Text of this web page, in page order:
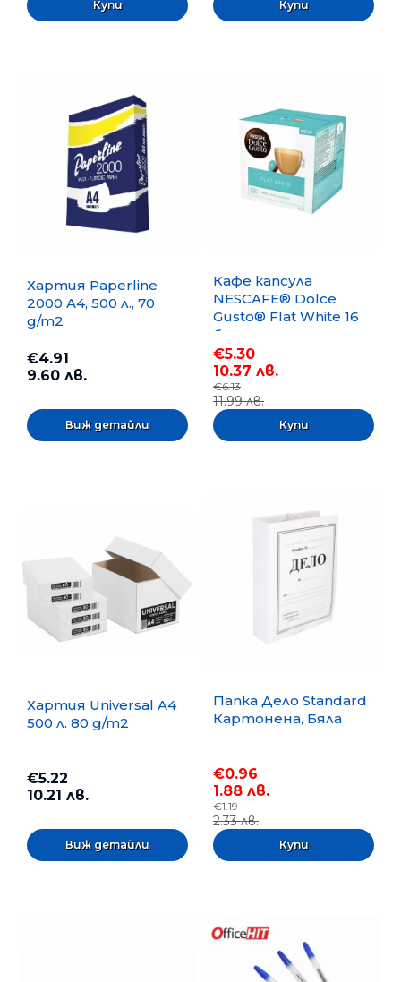
Хартия Paperline
2000 A4, 500 л., 70
g/m2
€4.91
9.60 лв.
Виж детайли
Кафе капсула
NESCAFE® Dolce
Gusto® Flat White 16
бр.
€5.30
10.37 лв.
€6.13
11.99 лв.
Хартия Universal A4
500 л. 80 g/m2
€5.22
10.21 лв.
Виж детайли
Папка Дело Standard
Картонена, Бяла
€0.96
1.88 лв.
€1.19
2.33 лв.